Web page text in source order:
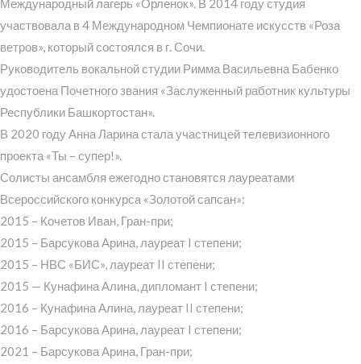
Международный лагерь «Орленок». В 2014 году студия
участвовала в 4 Международном Чемпионате искусств «Роза
ветров», который состоялся в г. Сочи.
Руководитель вокальной студии Римма Васильевна Бабенко
удостоена Почетного звания «Заслуженный работник культуры
Республики Башкортостан».
В 2020 году Анна Ларина стала участницей телевизионного
проекта «Ты – супер!».
Солисты ансамбля ежегодно становятся лауреатами
Всероссийского конкурса «Золотой сапсан»:
2015 – Кочетов Иван, Гран-при;
2015 – Барсукова Арина, лауреат I степени;
2015 – НВС «БИС», лауреат II степени;
2015 — Кунафина Алина, дипломант I степени;
2016 – Кунафина Алина, лауреат II степени;
2016 – Барсукова Арина, лауреат I степени;
2021 – Барсукова Арина, Гран-при;